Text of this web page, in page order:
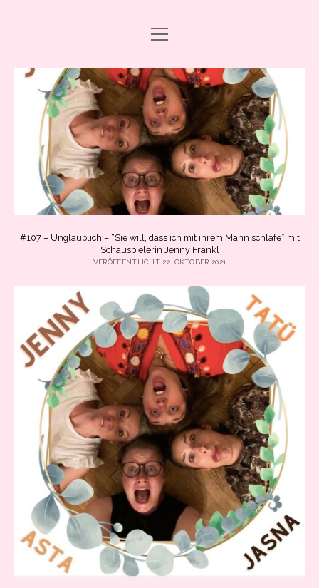
DRAMA CARBONARA, BABY!
ABO & SUPPORT
PODCAST FOLGEN
SHOP
ÜBER UNS
PRESSE
INFO Menü
öffnen
ANLEITUNG ZUM PODCAST-HÖREN
COOKIE-RICHTLINIE (EU)
facebookinstagramyoutube
email
Menü
öffnen
#107 – Unglaublich – “Sie will, dass ich mit ihrem Mann schlafe” mit
Schauspielerin Jenny Frankl
VERÖFFENTLICHT 22. OKTOBER 2021